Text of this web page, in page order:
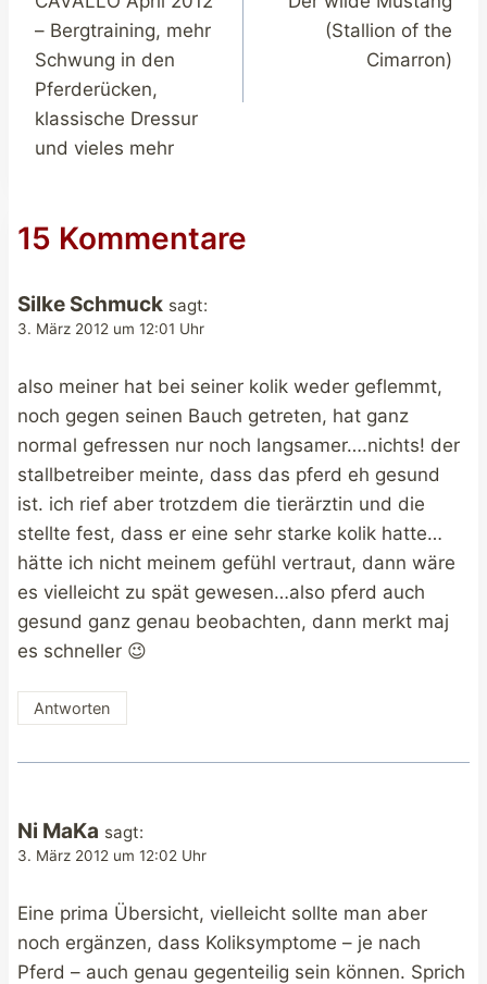
– Bergtraining, mehr
Schwung in den
Pferderücken,
klassische Dressur
und vieles mehr
(Stallion of the
Cimarron)
15 Kommentare
Silke Schmuck sagt:
3. März 2012 um 12:01 Uhr
also meiner hat bei seiner kolik weder geflemmt,
noch gegen seinen Bauch getreten, hat ganz
normal gefressen nur noch langsamer….nichts! der
stallbetreiber meinte, dass das pferd eh gesund
ist. ich rief aber trotzdem die tierärztin und die
stellte fest, dass er eine sehr starke kolik hatte…
hätte ich nicht meinem gefühl vertraut, dann wäre
es vielleicht zu spät gewesen…also pferd auch
gesund ganz genau beobachten, dann merkt maj
es schneller 😉
Antworten
Ni MaKa sagt:
3. März 2012 um 12:02 Uhr
Eine prima Übersicht, vielleicht sollte man aber
noch ergänzen, dass Koliksymptome – je nach
Pferd – auch genau gegenteilig sein können. Sprich